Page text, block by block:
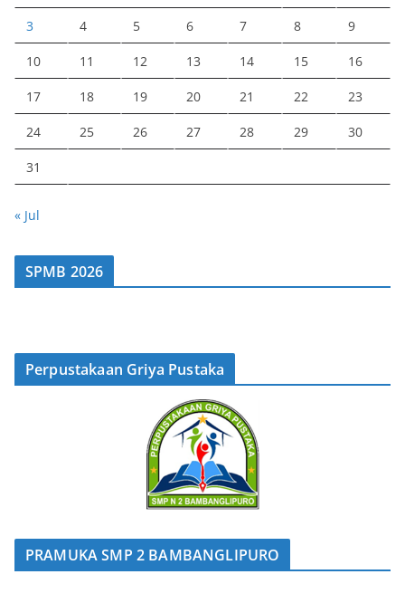
3 4 5 6 7 8 9
10 11 12 13 14 15 16
17 18 19 20 21 22 23
24 25 26 27 28 29 30
31
« Jul
SPMB 2026
Perpustakaan Griya Pustaka
PRAMUKA SMP 2 BAMBANGLIPURO